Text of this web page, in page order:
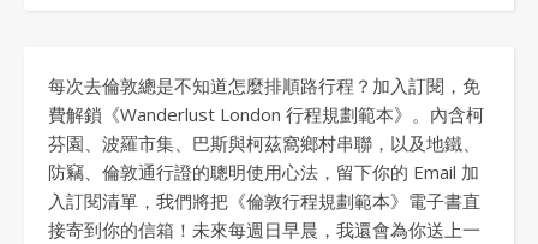
每次去倫敦總是不知道怎麼排順路行程？加入訂閱，免
費解鎖《Wanderlust London 行程規劃範本》。內含柯
芬園、波羅市集、巴斯與柯茲窩鄉村串聯，以及地鐵、
防竊、倫敦通行證的聰明使用心法，留下你的 Email 加
入訂閱清單，我們將把《倫敦行程規劃範本》電子書直
接寄到你的信箱！未來每週日早晨，我還會為你送上一